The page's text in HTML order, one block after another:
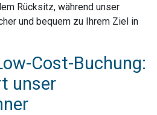
Rücksitz, während unser
und bequem zu Ihrem Ziel in
Cost-Buchung:
unser